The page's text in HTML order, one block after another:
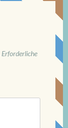
Erforderliche